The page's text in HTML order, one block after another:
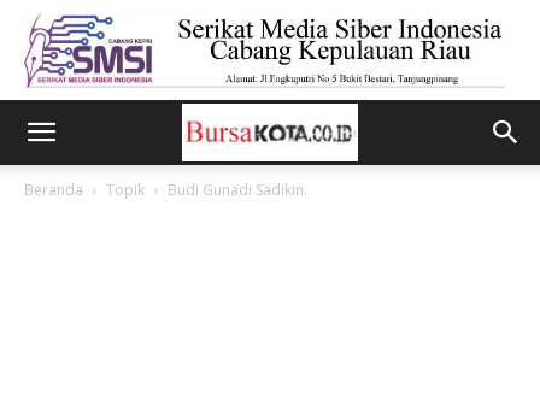
Beranda Topik Budi Gunadi Sadikin.